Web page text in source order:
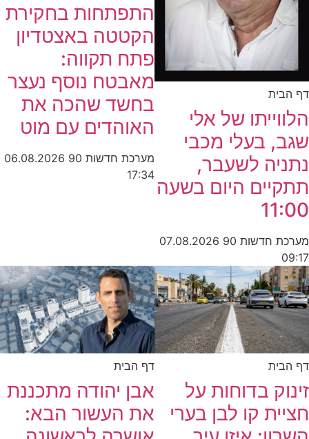
דף הבית
הלווייתו של אלי
שגב, בעלי מכבי
נתניה לשעבר,
תתקיים היום בשעה
11:00
מערכת חדשות 90
07.08.2026
09:17
התפתחות בחקירת
הקטטה באצטדיון
פתח תקווה:
מאבטח נוסף נעצר
בחשד שהכה את
האוהדים עם מוט
מערכת חדשות 90
06.08.2026
17:34
דף הבית
זינוק בדוחות על
חציית קו לבן בערי
דף הבית
אבן יהודה מתכננת
את העשור הבא: